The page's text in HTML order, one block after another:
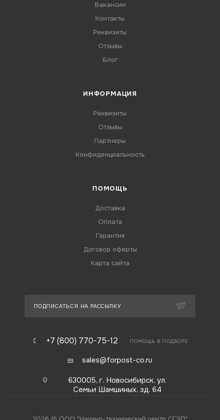
Вакансии
Контакты
Реквизиты
Отзывы
Блог
ИНФОРМАЦИЯ
Реквизиты
Отзывы
Партнеры
Конфиденциальность
ПОМОЩЬ
Доставка
Оплата
Гарантия
Договор оферты
Карта сайта
ПОДПИСАТЬСЯ НА РАССЫЛКУ
+7 (800) 770-75-12 ПОМОЩЬ В ПОДБОРЕ
sales@forpost-co.ru
630005, г. Новосибирск, ул.
Семьи Шамшиных, зд. 64